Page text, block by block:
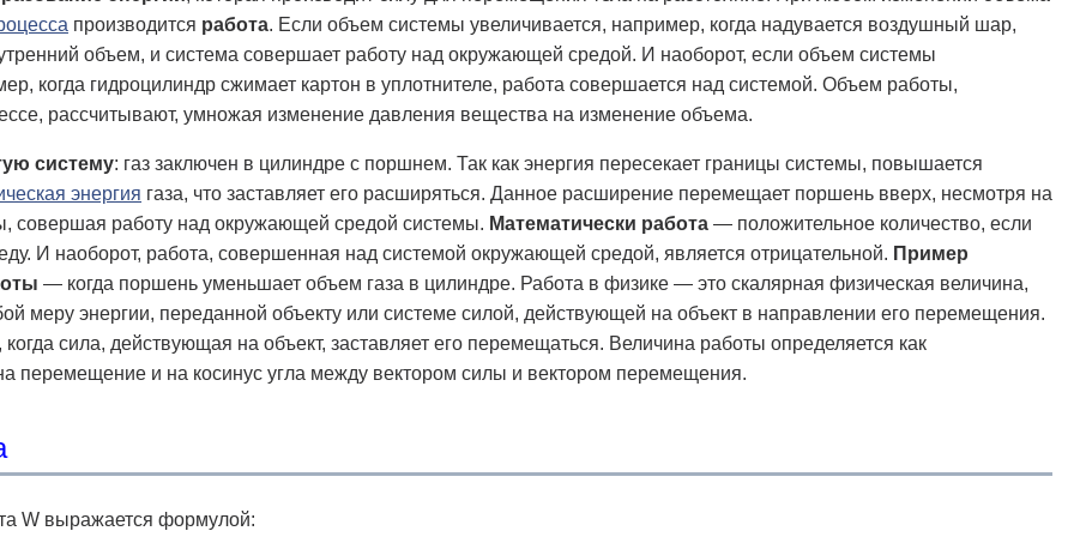
производится работа. Если объем системы увеличивается, например, когда надувается воздушный шар,
объем, и система совершает работу над окружающей средой. И наоборот, если объем системы
когда гидроцилиндр сжимает картон в уплотнителе, работа совершается над системой. Объем работы,
рассчитывают, умножая изменение давления вещества на изменение объема.
систему: газ заключен в цилиндре с поршнем. Так как энергия пересекает границы системы, повышается
энергия газа, что заставляет его расширяться. Данное расширение перемещает поршень вверх, несмотря на
совершая работу над окружающей средой системы. Математически работа — положительное количество, если
И наоборот, работа, совершенная над системой окружающей средой, является отрицательной. Пример
— когда поршень уменьшает объем газа в цилиндре. Работа в физике — это скалярная физическая величина,
меру энергии, переданной объекту или системе силой, действующей на объект в направлении его перемещения.
сила, действующая на объект, заставляет его перемещаться. Величина работы определяется как
перемещение и на косинус угла между вектором силы и вектором перемещения.
W выражается формулой: